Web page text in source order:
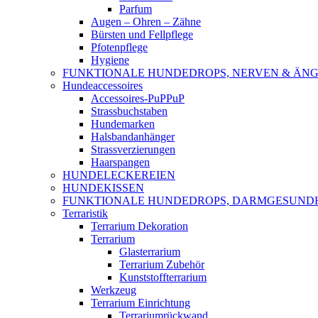
Parfum
Augen – Ohren – Zähne
Bürsten und Fellpflege
Pfotenpflege
Hygiene
FUNKTIONALE HUNDEDROPS, NERVEN &
Hundeaccessoires
Accessoires-PuPPuP
Strassbuchstaben
Hundemarken
Halsbandanhänger
Strassverzierungen
Haarspangen
HUNDELECKEREIEN
HUNDEKISSEN
FUNKTIONALE HUNDEDROPS,
Terraristik
Terrarium Dekoration
Terrarium
Glasterrarium
Terrarium Zubehör
Kunststoffterrarium
Werkzeug
Terrarium Einrichtung
Terrariumrückwand